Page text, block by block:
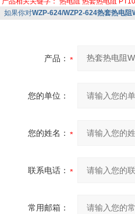
如果你对WZP-624/WZP2-624热套热电阻
产品：
您的单位：
您的姓名：
联系电话：
常用邮箱：